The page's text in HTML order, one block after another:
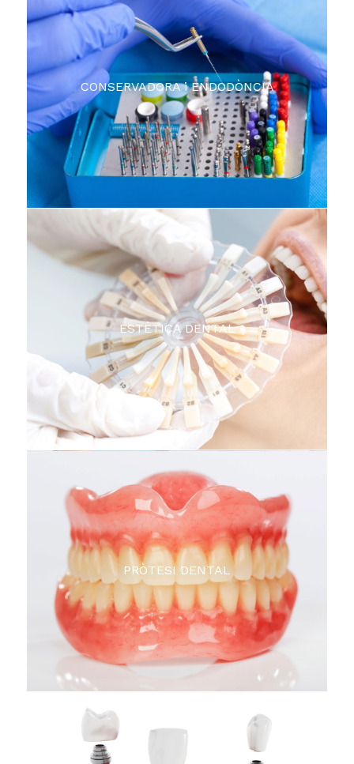
CONSERVADORA i ENDODÒNCIA
ESTÈTICA DENTAL
PRÒTESI DENTAL